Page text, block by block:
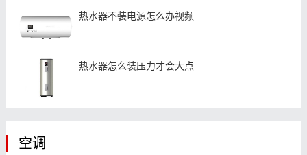
热水器不装电源怎么办视频...
热水器怎么装压力才会大点...
空调